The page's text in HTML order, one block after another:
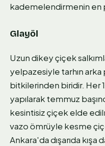
kademelendirmenin en
Glayöl
Uzun dikey çiçek
yelpazesiyle tarhın arka
bitkilerinden biridir. Her
yapılarak temmuz
kesintisiz çiçek elde
vazo ömrüyle kesme
Ankara'da dışarıda kışa